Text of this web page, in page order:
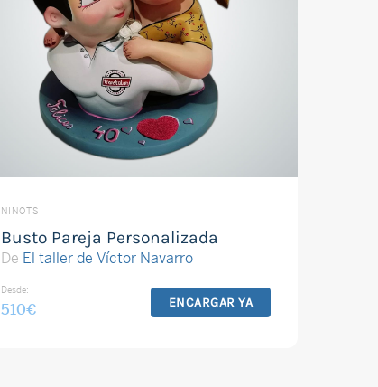
NINOTS
Busto Pareja Personalizada
De El taller de Víctor Navarro
Desde:
510€ ENCARGAR YA